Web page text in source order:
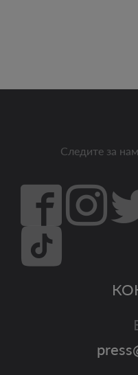
Следите за